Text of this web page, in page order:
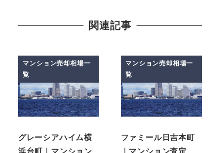
関連記事
マンション売却相場一
覧
グレーシアハイム横
浜台町｜マンション
マンション売却相場一
覧
ファミール日吉本町
｜マンション査定